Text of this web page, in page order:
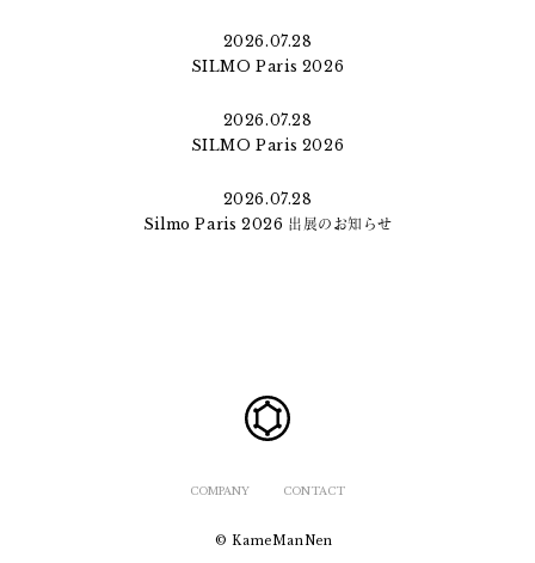
2026.07.28
SILMO Paris 2026
2026.07.28
SILMO Paris 2026
2026.07.28
Silmo Paris 2026 出展のお知らせ
COMPANY CONTACT
© KameManNen